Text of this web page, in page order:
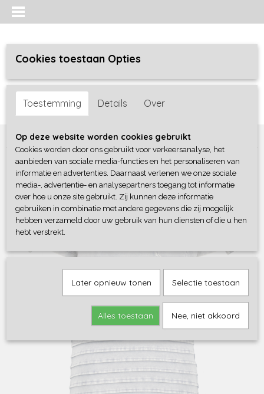
Inloggen Registreren
Home >Jongens>Shirts / Polo's / Overhemd>4President
Cookies toestaan Opties
Toestemming Details Over
Op deze website worden cookies gebruikt
Cookies worden door ons gebruikt voor verkeersanalyse, het
aanbieden van sociale media-functies en het personaliseren van
informatie en advertenties. Daarnaast verlenen we onze sociale
media-, advertentie- en analysepartners toegang tot informatie
over hoe u onze site gebruikt. Zij kunnen deze informatie
gebruiken in combinatie met andere gegevens die zij mogelijk
hebben verzameld door uw gebruik van hun diensten of die u hen
hebt verstrekt.
Later opnieuw tonen Selectie toestaan
Alles toestaan Nee, niet akkoord